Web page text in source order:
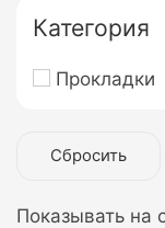
Категория
Прокладки
Сбросить
Показывать на